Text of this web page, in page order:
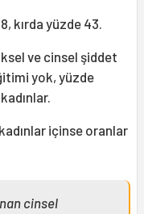
kırda yüzde 43.
ve cinsel şiddet
yok, yüzde
içinse oranlar
cinsel